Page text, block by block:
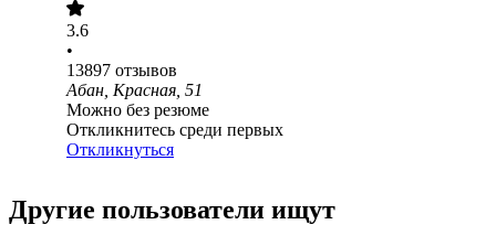
3.6
•
13897 отзывов
Абан, Красная, 51
Можно без резюме
Откликнитесь среди первых
Откликнуться
Другие пользователи ищут